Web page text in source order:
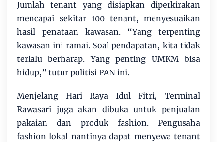
Jumlah tenant yang disiapkan diperkirakan
mencapai sekitar 100 tenant, menyesuaikan
hasil penataan kawasan. “Yang terpenting
kawasan ini ramai. Soal pendapatan, kita tidak
terlalu berharap. Yang penting UMKM bisa
hidup,” tutur politisi PAN ini.
Menjelang Hari Raya Idul Fitri, Terminal
Rawasari juga akan dibuka untuk penjualan
pakaian dan produk fashion. Pengusaha
fashion lokal nantinya dapat menyewa tenant